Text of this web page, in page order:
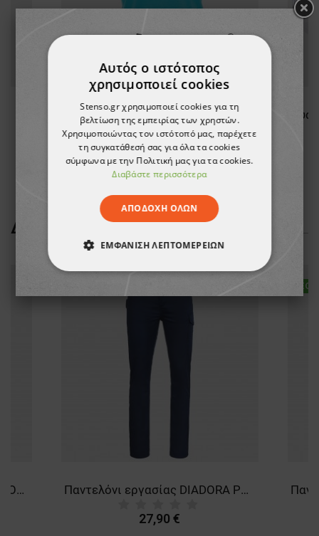
5,58 €
-10%
5,03 €
ΔΕΊΤΕ ΠΕΡΙΣΣΌΤΕΡΑ
Πανελόνι εργασίας DIADORA COTTON SMART 2.0 STEEL GREY Παντελόνι εργασίας DIADORA POLY STRETCH SMART 2.0 NAVY
27,90 €
ΝΈΟ
Αυτός ο ιστότοπος
χρησιμοποιεί cookies
Stenso.gr χρησιμοποιεί cookies για τη
βελτίωση της εμπειρίας των χρηστών.
Χρησιμοποιώντας τον ιστότοπό μας, παρέχετε
τη συγκατάθεσή σας για όλα τα cookies
σύμφωνα με την Πολιτική μας για τα cookies.
Διαβάστε περισσότερα
ΑΠΟΔΟΧΉ ΌΛΩΝ
ΕΜΦΆΝΙΣΗ ΛΕΠΤΟΜΕΡΕΙΏΝ
ΑΠΟΛΎΤΩΣ ΑΠΑΡΑΊΤΗΤΑ
ΑΠΌΔΟΣΗΣ
ΛΕΙΤΟΥΡΓΙΚΌΤΗΤΑΣ
ΜΗ ΤΑΞΙΝΟΜΗΜΈΝΑ